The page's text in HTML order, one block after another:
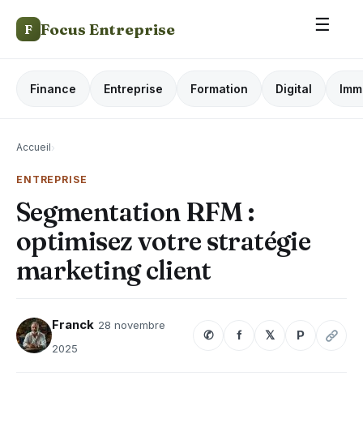
F Focus Entreprise ☰
Finance Entreprise Formation Digital
Accueil›
ENTREPRISE
Segmentation RFM :
optimisez votre stratégie
marketing client
Franck 28 novembre
2025
✆ f 𝕏 P